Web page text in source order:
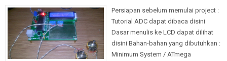
Persiapan sebelum memulai project :
Tutorial ADC dapat dibaca disini
Dasar menulis ke LCD dapat dilihat
disini Bahan-bahan yang dibutuhkan :
Minimum System / ATmega